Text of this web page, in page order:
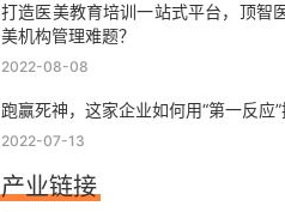
打造医美教育培训一站式平台，顶智
美机构管理难题？
2022-08-08
跑赢死神，这家企业如何用“第一反应”
2022-07-13
产业链接